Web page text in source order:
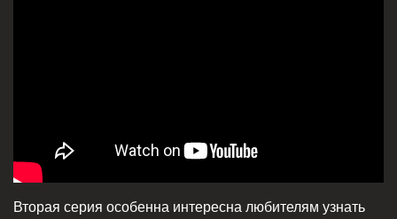
Вторая серия особенна интересна любителям узнать